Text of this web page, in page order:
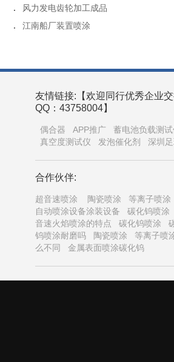
.
风力发电齿轮加工成品
.
江南船厂装置喷涂
友情链接:【欢迎同行优秀企业
QQ：43758004】
偶合器 APP推广 蓄电池负载测试
真空度测试仪
发泡催化剂 深圳
合作伙伴:
超音速喷涂 陶瓷喷涂 等离子喷涂
自动喷涂设备涂装设备
碳化钨喷涂
音速火焰喷涂的特点
碳化钨喷涂
钨喷涂耐磨吗
陶瓷喷涂 等离子喷
么不同
金属表面喷涂碳化钨